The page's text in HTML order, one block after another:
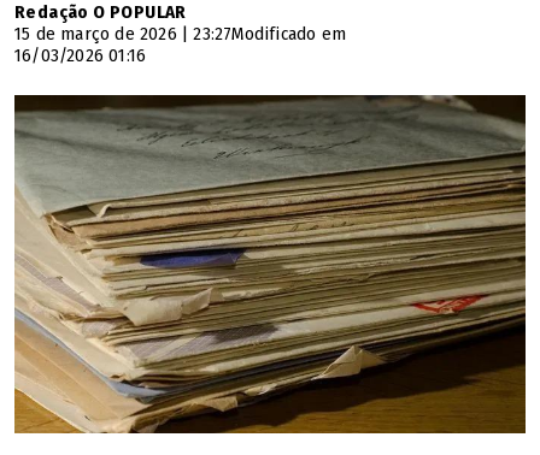
Redação O POPULAR
15 de março de 2026 | 23:27Modificado em
16/03/2026 01:16